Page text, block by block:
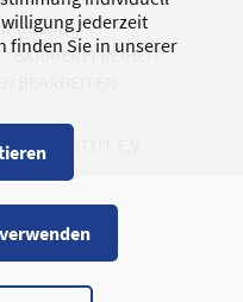
jederzeit
finden Sie in unserer
BARRIEREFREIHEIT
BEARBEITEN
E.V.